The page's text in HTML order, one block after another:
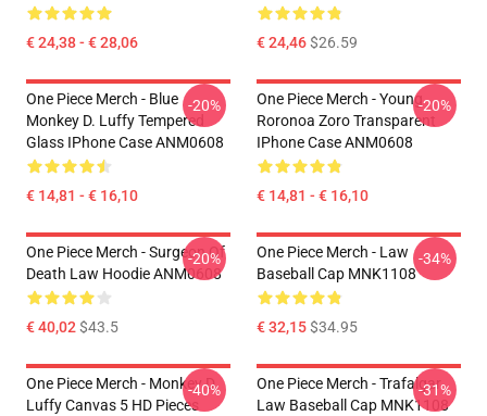
€ 24,38 - € 28,06 € 24,46$26.59
One Piece Merch - Blue
Monkey D. Luffy Tempered
Glass IPhone Case ANM0608
€ 14,81 - € 16,10
-20%
One Piece Merch - Young
Roronoa Zoro Transparent
IPhone Case ANM0608
€ 14,81 - € 16,10
-20%
One Piece Merch - Surgeon Of
Death Law Hoodie ANM0608
€ 40,02$43.5
-20%
One Piece Merch - Law
Baseball Cap MNK1108
€ 32,15$34.95
-34%
One Piece Merch - Monkey D.
Luffy Canvas 5 HD Pieces
-40%
One Piece Merch - Trafalgar
Law Baseball Cap MNK1108
-31%